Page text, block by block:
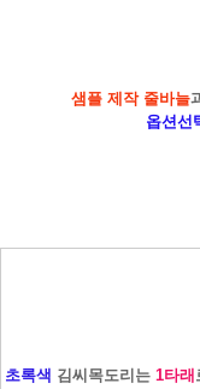
샘플 제작 줄바늘
옵션선
초록색 김씨목도리는 1타래